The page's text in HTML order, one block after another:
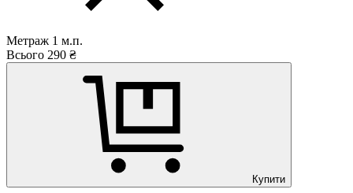
Метраж 1 м.п.
Всього 290 ₴
Купити